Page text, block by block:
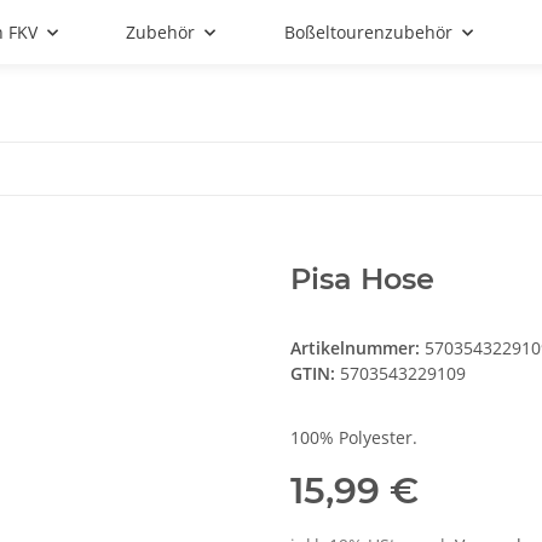
Zubehör Boßeltourenzubehör
Pisa Hose
Artikelnummer:
GTIN: 5703543229109
100% Polyester.
15,99 €